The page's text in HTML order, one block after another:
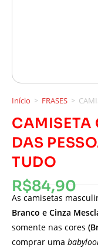
Início > FRASES >
CAMISETA
DAS
TUDO
R$84,90
As camisetas
Branco e Cinza
somente nas cores
comprar uma